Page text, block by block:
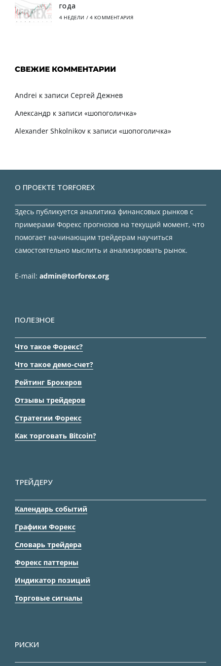
года
4 НЕДЕЛИ / 4 КОММЕНТАРИЯ
СВЕЖИЕ КОММЕНТАРИИ
Andrei к записи Сергей Дежнев
Александр к записи «шопоголичка»
Alexander Shkolnikov к записи «шопоголичка»
О ПРОЕКТЕ TORFOREX
Здесь публикуется аналитика финансовых рынков с
примерами Форекс прогнозов на текущий момент, что
помогает начинающим трейдерам научиться
самостоятельно мыслить и анализировать рынок.
E-mail: admin@torforex.org
ПОЛЕЗНОЕ
Что такое Форекс?
Что такое демо-счет?
Рейтинг Брокеров
Отзывы трейдеров
Стратегии Форекс
Как торговать Bitcoin?
ТРЕЙДЕРУ
Календарь событий
Графики Форекс
Словарь трейдера
Форекс паттерны
Индикатор позиций
Торговые сигналы
РИСКИ